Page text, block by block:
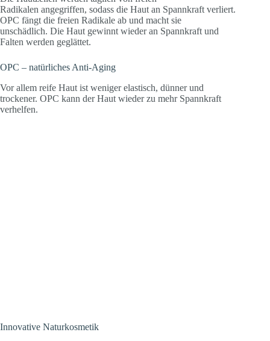
Radikalen angegriffen, sodass die Haut an Spannkraft verliert.
OPC fängt die freien Radikale ab und macht sie
unschädlich. Die Haut gewinnt wieder an Spannkraft und
Falten werden geglättet.
OPC – natürliches Anti-Aging
Vor allem reife Haut ist weniger elastisch, dünner und
trockener. OPC kann der Haut wieder zu mehr Spannkraft
verhelfen.
Innovative Naturkosmetik